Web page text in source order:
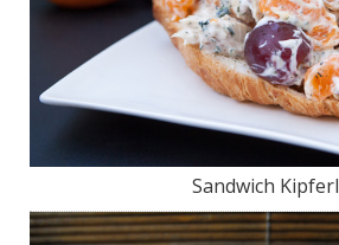
Sandwich Kipferl